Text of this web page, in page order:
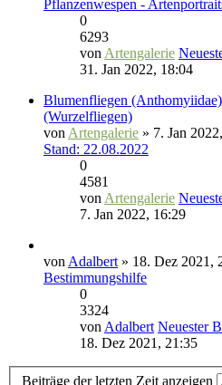
Pflanzenwespen -
0
6293
von Artengalerie
31. Jan 2022, 18:04
Blumenfliegen
(Wurzelfliegen)
von Artengalerie » 7. Jan
Stand: 22.08.2022
0
4581
von Artengalerie
7. Jan 2022, 16:29
von Adalbert » 18. Dez 2021,
Bestimmungshilfe
0
3324
von Adalbert Neuester
18. Dez 2021, 21:35
Beiträge der letzten Zeit anzeigen